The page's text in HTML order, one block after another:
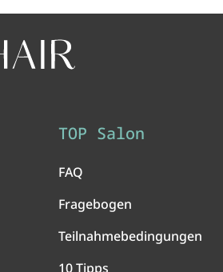
TOP Salon
FAQ
Fragebogen
Teilnahmebedingungen
10 Tipps